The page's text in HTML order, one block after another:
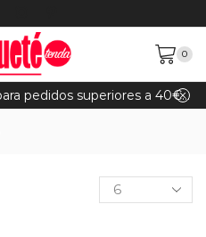
0
Gastos de envío GRATIS para pedidos superiores a 40€ (Península)